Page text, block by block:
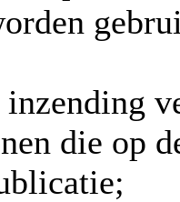
die op